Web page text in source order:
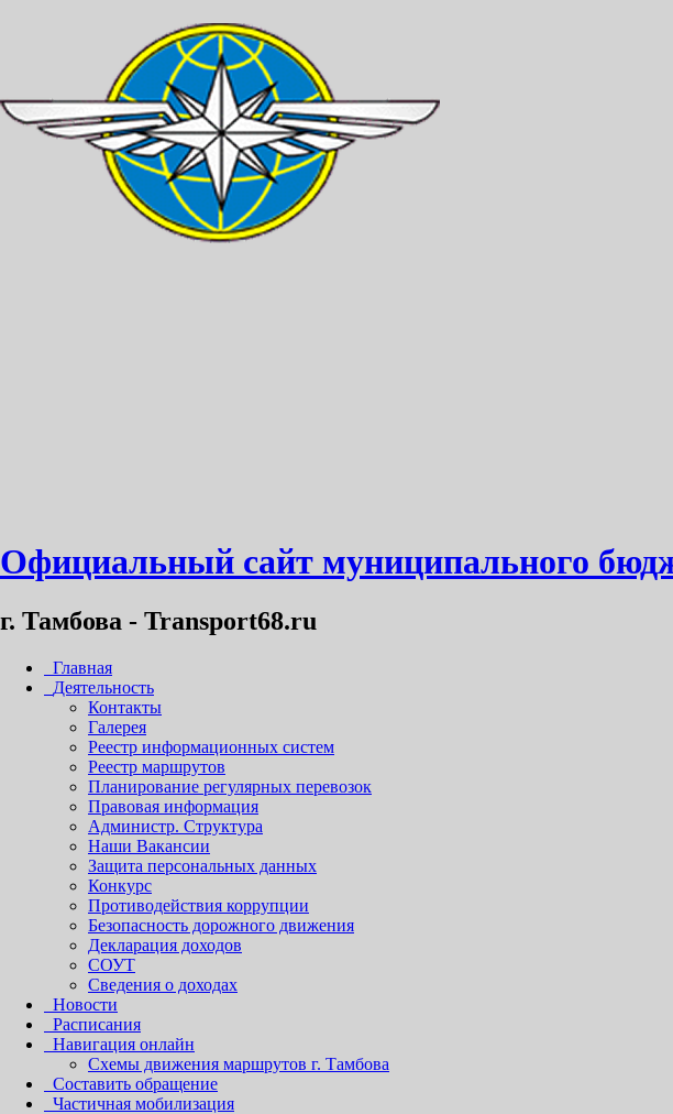
Официальный сайт муниципального
г. Тамбова - Transport68.ru
Главная
Деятельность
Контакты
Галерея
Реестр информационных систем
Реестр маршрутов
Планирование регулярных перевозок
Правовая информация
Администр. Структура
Наши Вакансии
Защита персональных данных
Конкурс
Противодействия коррупции
Безопасность дорожного движения
Декларация доходов
СОУТ
Сведения о доходах
Новости
Расписания
Навигация онлайн
Схемы движения маршрутов г. Тамбова
Составить обращение
Частичная мобилизация